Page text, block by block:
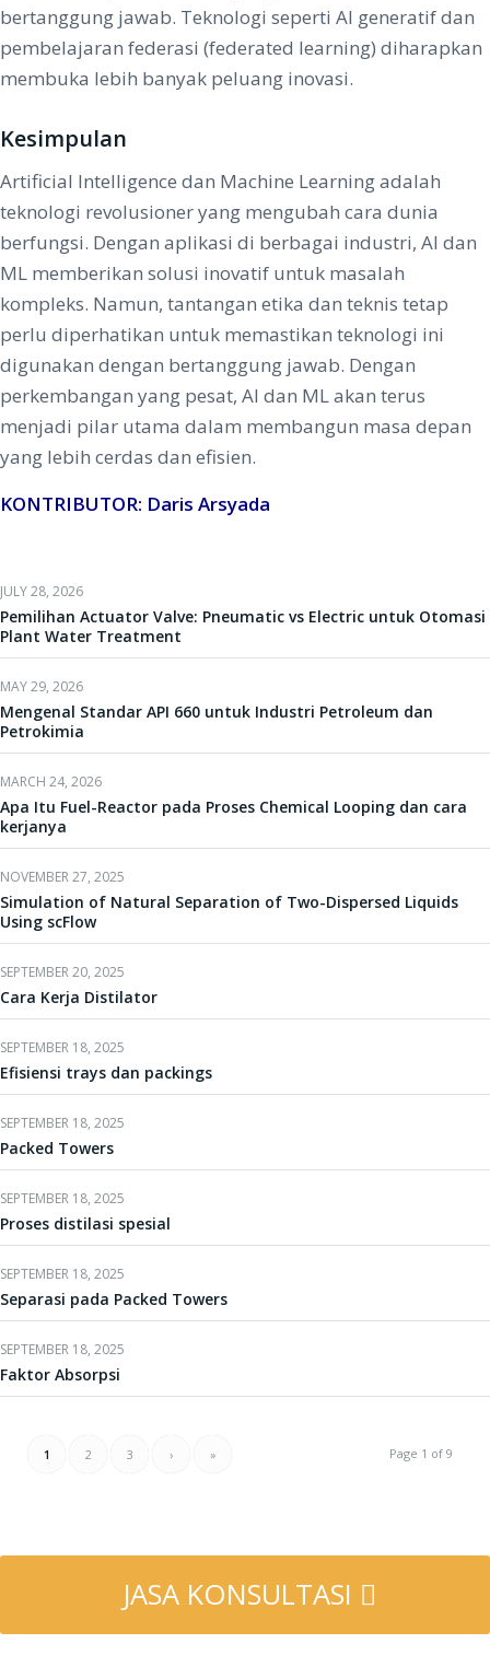
bertanggung jawab. Teknologi seperti AI generatif dan
pembelajaran federasi (federated learning) diharapkan
membuka lebih banyak peluang inovasi.
Kesimpulan
Artificial Intelligence dan Machine Learning adalah
teknologi revolusioner yang mengubah cara dunia
berfungsi. Dengan aplikasi di berbagai industri, AI dan
ML memberikan solusi inovatif untuk masalah
kompleks. Namun, tantangan etika dan teknis tetap
perlu diperhatikan untuk memastikan teknologi ini
digunakan dengan bertanggung jawab. Dengan
perkembangan yang pesat, AI dan ML akan terus
menjadi pilar utama dalam membangun masa depan
yang lebih cerdas dan efisien.
KONTRIBUTOR: Daris Arsyada
JULY 28, 2026
Pemilihan Actuator Valve: Pneumatic vs Electric untuk Otomasi
Plant Water Treatment
MAY 29, 2026
Mengenal Standar API 660 untuk Industri Petroleum dan
Petrokimia
MARCH 24, 2026
Apa Itu Fuel-Reactor pada Proses Chemical Looping dan cara
kerjanya
NOVEMBER 27, 2025
Simulation of Natural Separation of Two-Dispersed Liquids
Using scFlow
SEPTEMBER 20, 2025
Cara Kerja Distilator
SEPTEMBER 18, 2025
Efisiensi trays dan packings
SEPTEMBER 18, 2025
Packed Towers
SEPTEMBER 18, 2025
Proses distilasi spesial
SEPTEMBER 18, 2025
Separasi pada Packed Towers
SEPTEMBER 18, 2025
Faktor Absorpsi
Page 1 of 9
1 2 3 › »
JASA KONSULTASI